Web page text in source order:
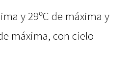
y 29ºC de máxima y
máxima, con cielo